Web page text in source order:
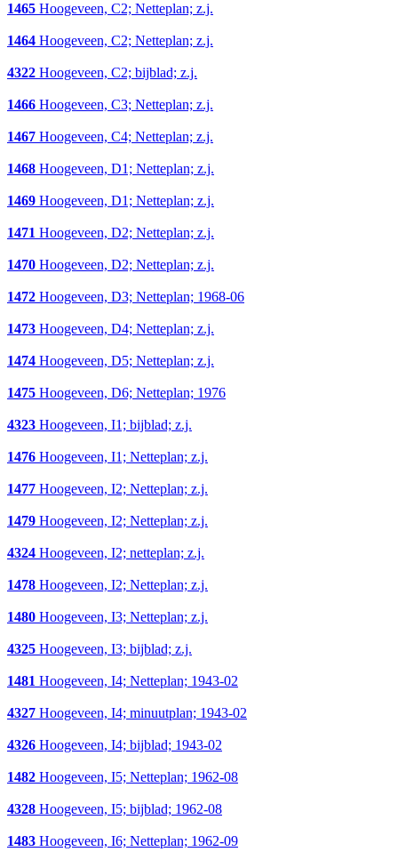
1465 Hoogeveen, C2; Netteplan; z.j.
1464 Hoogeveen, C2; Netteplan; z.j.
4322 Hoogeveen, C2; bijblad; z.j.
1466 Hoogeveen, C3; Netteplan; z.j.
1467 Hoogeveen, C4; Netteplan; z.j.
1468 Hoogeveen, D1; Netteplan; z.j.
1469 Hoogeveen, D1; Netteplan; z.j.
1471 Hoogeveen, D2; Netteplan; z.j.
1470 Hoogeveen, D2; Netteplan; z.j.
1472 Hoogeveen, D3; Netteplan; 1968-06
1473 Hoogeveen, D4; Netteplan; z.j.
1474 Hoogeveen, D5; Netteplan; z.j.
1475 Hoogeveen, D6; Netteplan; 1976
4323 Hoogeveen, I1; bijblad; z.j.
1476 Hoogeveen, I1; Netteplan; z.j.
1477 Hoogeveen, I2; Netteplan; z.j.
1479 Hoogeveen, I2; Netteplan; z.j.
4324 Hoogeveen, I2; netteplan; z.j.
1478 Hoogeveen, I2; Netteplan; z.j.
1480 Hoogeveen, I3; Netteplan; z.j.
4325 Hoogeveen, I3; bijblad; z.j.
1481 Hoogeveen, I4; Netteplan; 1943-02
4327 Hoogeveen, I4; minuutplan; 1943-02
4326 Hoogeveen, I4; bijblad; 1943-02
1482 Hoogeveen, I5; Netteplan; 1962-08
4328 Hoogeveen, I5; bijblad; 1962-08
1483 Hoogeveen, I6; Netteplan; 1962-09